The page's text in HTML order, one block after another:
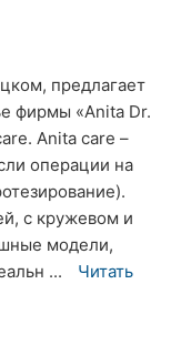
предлагает
фирмы «Anita Dr.
Anita care –
операции на
с кружевом и
модели,
...
Читать